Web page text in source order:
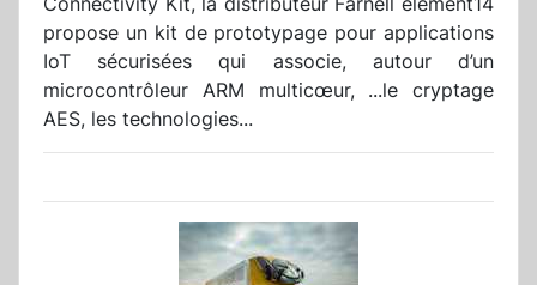
propose un kit de prototypage pour applications
IoT sécurisées qui associe, autour d’un
microcontrôleur ARM multicœur, ...le cryptage
AES, les technologies...